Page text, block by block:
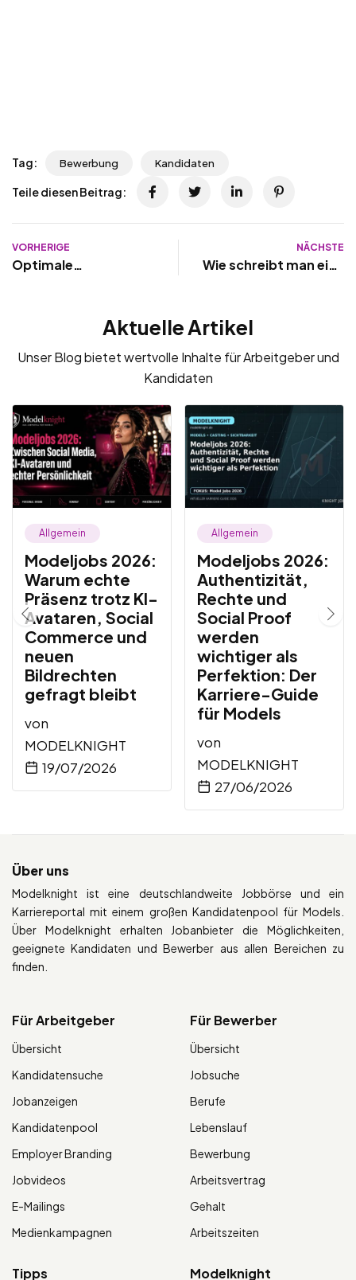
Tag: Bewerbung Kandidaten
Teile diesen Beitrag:
VORHERIGE
Optimale
NÄCHSTE
Wie schreibt man eine
Aktuelle Artikel
Unser Blog bietet wertvolle Inhalte für Arbeitgeber und
Kandidaten
Allgemein
Modeljobs 2026:
Warum echte
Präsenz trotz KI-
Avataren, Social
Commerce und
neuen
Bildrechten
gefragt bleibt
von
MODELKNIGHT
19/07/2026
Allgemein
Modeljobs 2026:
Authentizität,
Rechte und
Social Proof
werden
wichtiger als
Perfektion: Der
Karriere-Guide
für Models
von
MODELKNIGHT
27/06/2026
Über uns
Modelknight ist eine deutschlandweite Jobbörse und ein
Karriereportal mit einem großen Kandidatenpool für Models.
Über Modelknight erhalten Jobanbieter die Möglichkeiten,
geeignete Kandidaten und Bewerber aus allen Bereichen zu
finden.
Für Arbeitgeber
Übersicht
Kandidatensuche
Jobanzeigen
Kandidatenpool
Employer Branding
Jobvideos
E-Mailings
Medienkampagnen
Für Bewerber
Übersicht
Jobsuche
Berufe
Lebenslauf
Bewerbung
Arbeitsvertrag
Gehalt
Arbeitszeiten
Tipps Modelknight